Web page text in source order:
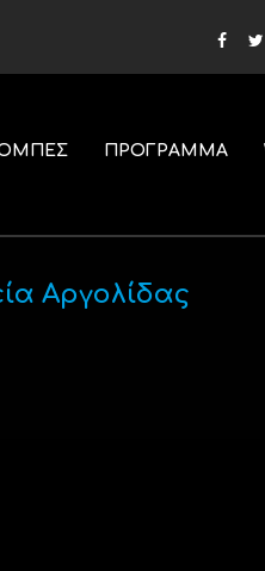
ΠΡΟΓΡΑΜΜΑ
Αργολίδας